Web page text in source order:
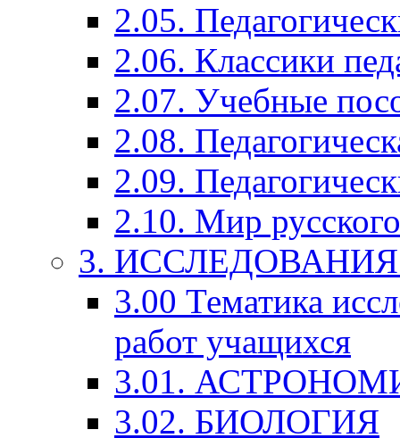
2.05.
2.06. Классики
2.07. Учебные
2.08.
2.09.
2.10. Мир
3.
3.00 Тематика
работ учащихся
3.01.
3.02. БИОЛОГИЯ